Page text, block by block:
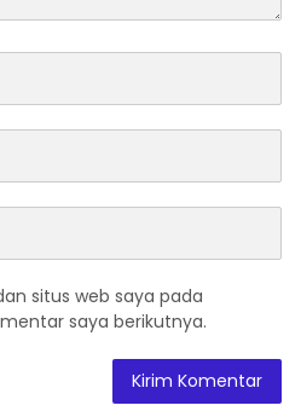
situs web saya pada
saya berikutnya.